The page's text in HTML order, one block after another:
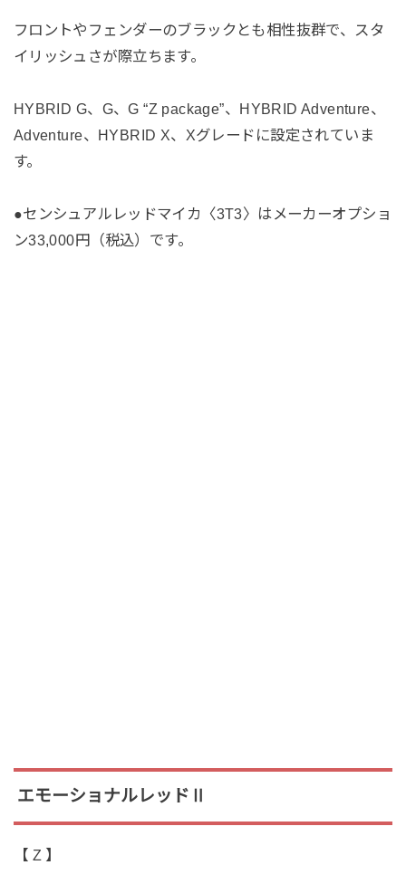
フロントやフェンダーのブラックとも相性抜群で、スタ
イリッシュさが際立ちます。
HYBRID G、G、G “Z package”、HYBRID Adventure、
Adventure、HYBRID X、Xグレードに設定されていま
す。
●センシュアルレッドマイカ〈3T3〉はメーカーオプショ
ン33,000円（税込）です。
エモーショナルレッドⅡ
【 Z 】